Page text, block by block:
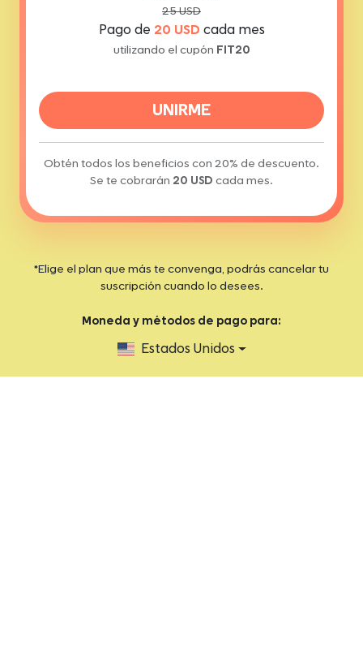
25 USD
Pago de 20 USD cada mes
utilizando el cupón FIT20
UNIRME
Obtén todos los beneficios con 20% de descuento.
Se te cobrarán 20 USD cada mes.
*Elige el plan que más te convenga, podrás cancelar tu
suscripción cuando lo desees.
Moneda y métodos de pago para:
Estados Unidos